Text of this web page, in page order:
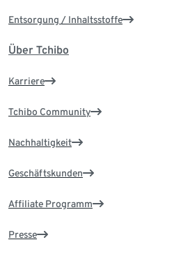
Entsorgung / Inhaltsstoffe
Über Tchibo
Karriere
Tchibo Community
Nachhaltigkeit
Geschäftskunden
Affiliate Programm
Presse